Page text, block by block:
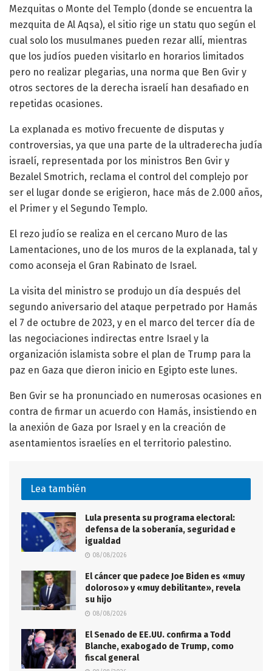
Mezquitas o Monte del Templo (donde se encuentra la
mezquita de Al Aqsa), el sitio rige un statu quo según el
cual solo los musulmanes pueden rezar allí, mientras
que los judíos pueden visitarlo en horarios limitados
pero no realizar plegarias, una norma que Ben Gvir y
otros sectores de la derecha israelí han desafiado en
repetidas ocasiones.
La explanada es motivo frecuente de disputas y
controversias, ya que una parte de la ultraderecha judía
israelí, representada por los ministros Ben Gvir y
Bezalel Smotrich, reclama el control del complejo por
ser el lugar donde se erigieron, hace más de 2.000 años,
el Primer y el Segundo Templo.
El rezo judío se realiza en el cercano Muro de las
Lamentaciones, uno de los muros de la explanada, tal y
como aconseja el Gran Rabinato de Israel.
La visita del ministro se produjo un día después del
segundo aniversario del ataque perpetrado por Hamás
el 7 de octubre de 2023, y en el marco del tercer día de
las negociaciones indirectas entre Israel y la
organización islamista sobre el plan de Trump para la
paz en Gaza que dieron inicio en Egipto este lunes.
Ben Gvir se ha pronunciado en numerosas ocasiones en
contra de firmar un acuerdo con Hamás, insistiendo en
la anexión de Gaza por Israel y en la creación de
asentamientos israelíes en el territorio palestino.
Lea también
Lula presenta su programa electoral:
defensa de la soberanía, seguridad e
igualdad
08/08/2026
El cáncer que padece Joe Biden es «muy
doloroso» y «muy debilitante», revela
su hijo
08/08/2026
El Senado de EE.UU. confirma a Todd
Blanche, exabogado de Trump, como
fiscal general